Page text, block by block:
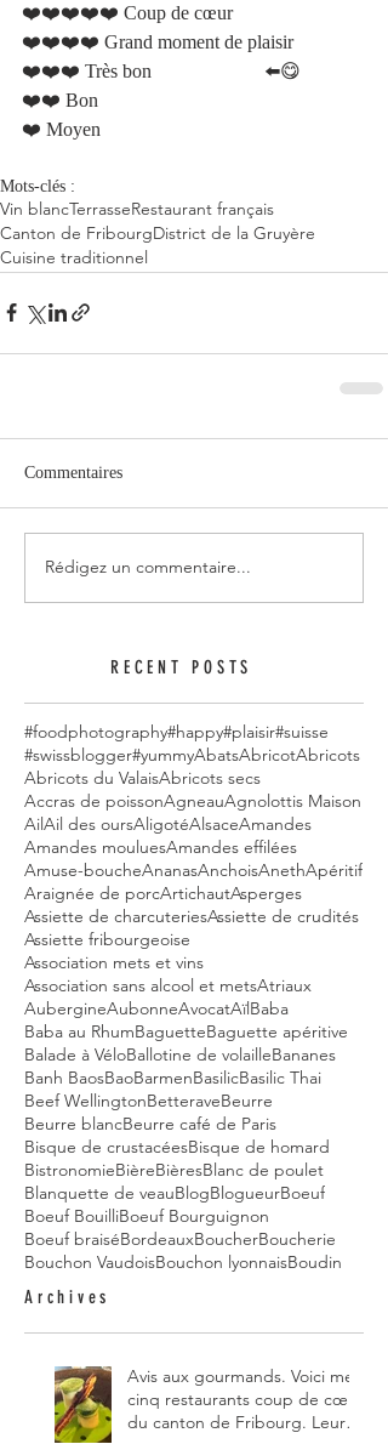
❤️❤️❤️❤️❤️ Coup de cœur
❤️❤️❤️❤️ Grand moment de plaisir
❤️❤️❤️ Très bon 			⬅️😋
❤️❤️ Bon
❤️ Moyen
Mots-clés :
Vin blancTerrasseRestaurant français
Canton de FribourgDistrict de la Gruyère
Cuisine traditionnel
Commentaires
Rédigez un commentaire...
RECENT POSTS
#foodphotography#happy#plaisir#suisse
#swissblogger#yummyAbatsAbricotAbricots
Abricots du ValaisAbricots secs
Accras de poissonAgneauAgnolottis Maison
AilAil des oursAligotéAlsaceAmandes
Amandes mouluesAmandes effilées
Amuse-boucheAnanasAnchoisAnethApéritif
Araignée de porcArtichautAsperges
Assiette de charcuteriesAssiette de crudités
Assiette fribourgeoise
Association mets et vins
Association sans alcool et metsAtriaux
AubergineAubonneAvocatAïlBaba
Baba au RhumBaguetteBaguette apéritive
Balade à VéloBallotine de volailleBananes
Banh BaosBaoBarmenBasilicBasilic Thai
Beef WellingtonBetteraveBeurre
Beurre blancBeurre café de Paris
Bisque de crustacéesBisque de homard
BistronomieBièreBièresBlanc de poulet
Blanquette de veauBlogBlogueurBoeuf
Boeuf BouilliBoeuf Bourguignon
Boeuf braiséBordeauxBoucherBoucherie
Bouchon VaudoisBouchon lyonnaisBoudin
Archives
Avis aux gourmands. Voici mes
cinq restaurants coup de cœur
du canton de Fribourg. Leurs